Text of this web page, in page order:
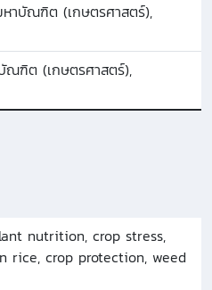
หาบัณฑิต (เกษตรศาสตร์),
ณฑิต (เกษตรศาสตร์),
nutrition, crop stress,
rice, crop protection, weed